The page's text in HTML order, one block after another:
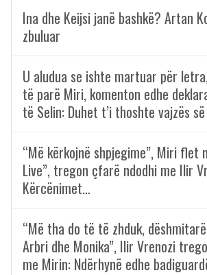
Ina dhe Keijsi janë bashkë? Artan
zbuluar
U aludua se ishte martuar për
të parë Miri, komenton edhe
të Selin: Duhet t’i thoshte vajzës
“Më kërkojnë shpjegime”, Miri flet
Live”, tregon çfarë ndodhi me Ilir
Kërcënimet…
“Më tha do të të zhduk,
Arbri dhe Monika”, Ilir Vrenozi
me Mirin: Ndërhynë edhe